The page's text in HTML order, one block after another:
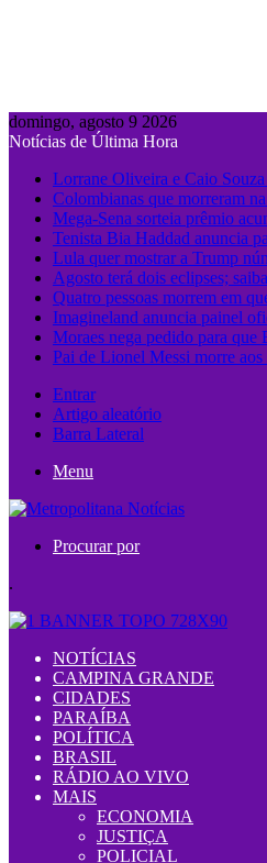
domingo, agosto 9 2026
Notícias de Última Hora
Lorrane Oliveira e Caio
Colombianas que morreram
Mega-Sena sorteia prêmio
Tenista Bia Haddad anuncia
Lula quer mostrar a Trump
Agosto terá dois eclipses;
Quatro pessoas morrem em
Imagineland anuncia painel
Moraes nega pedido para
Pai de Lionel Messi morre
Entrar
Artigo aleatório
Barra Lateral
Menu
Procurar por
.
NOTÍCIAS
CAMPINA GRANDE
CIDADES
PARAÍBA
POLÍTICA
BRASIL
RÁDIO AO VIVO
MAIS
ECONOMIA
JUSTIÇA
POLICIAL